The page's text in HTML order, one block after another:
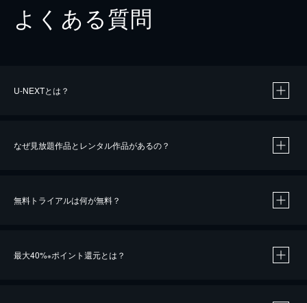
よくある質問
U-NEXTとは？
なぜ見放題作品とレンタル作品があるの？
無料トライアルは何が無料？
最大40%※ポイント還元とは？